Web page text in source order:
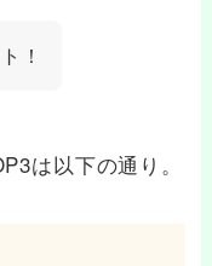
！
は以下の通り。